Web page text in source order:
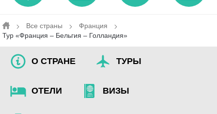
ул. Скрыганова 4б пом.487
Все страны
Франция
Тур «Франция – Бельгия – Голландия»
О СТРАНЕ ТУРЫ
ОТЕЛИ ВИЗЫ